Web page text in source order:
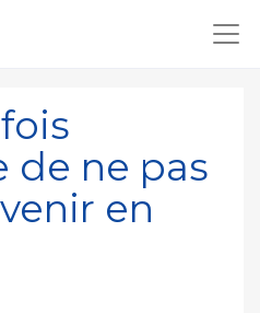
de ne pas
en